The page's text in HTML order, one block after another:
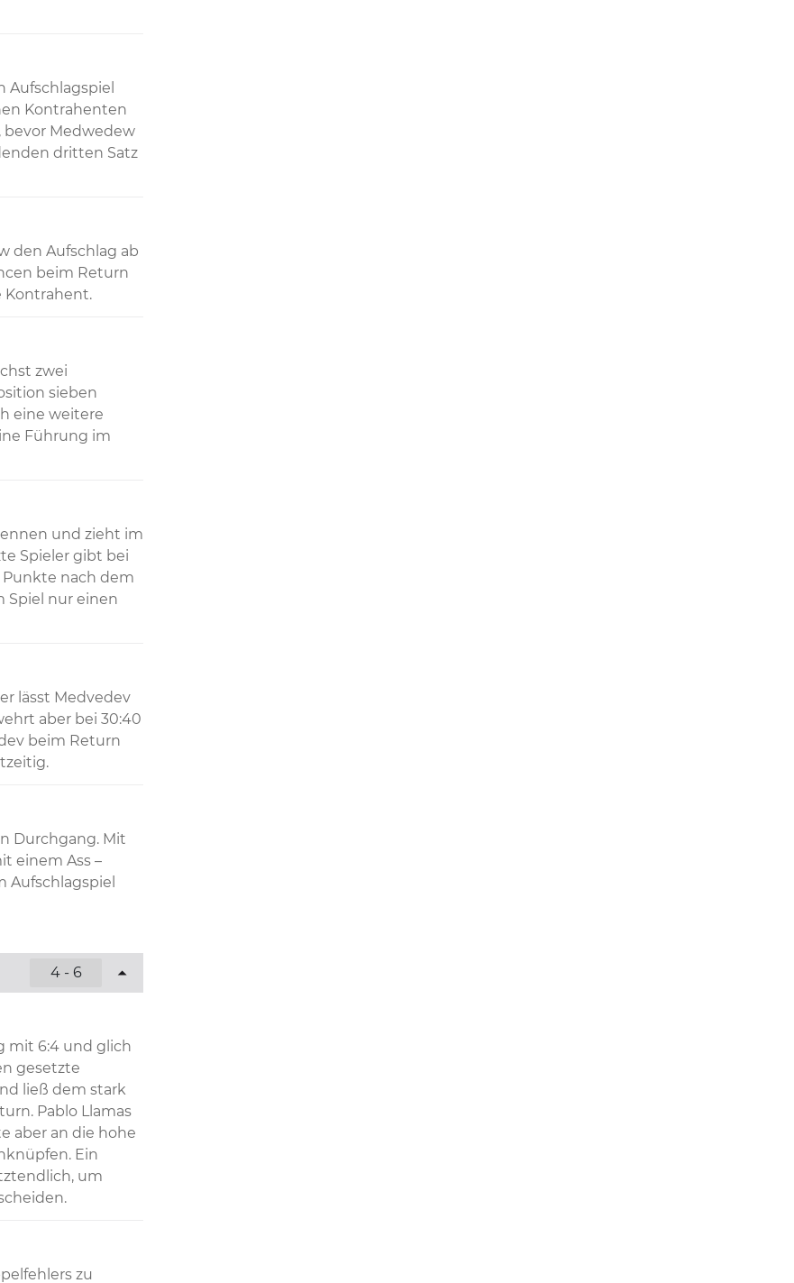
Kontrahenten
bevor Medwedew
dritten Satz
den Aufschlag ab
beim Return
Kontrahent.
zwei
sieben
eine weitere
Führung im
und zieht im
Spieler gibt bei
nach dem
Spiel nur einen
lässt Medvedev
aber bei 30:40
beim Return
Durchgang. Mit
einem Ass –
Aufschlagspiel
Satz und
Spanier sofort
4 - 6
mit 6:4 und glich
gesetzte
ließ dem stark
Pablo Llamas
aber an die hohe
Ein
um
zu